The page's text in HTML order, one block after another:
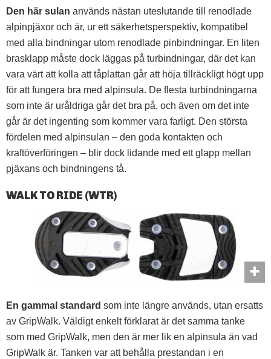
Den här sulan används nästan uteslutande till renodlade
alpinpjäxor och är, ur ett säkerhetsperspektiv, kompatibel
med alla bindningar utom renodlade pinbindningar. En liten
brasklapp måste dock läggas på turbindningar, där det kan
vara värt att kolla att tåplattan går att höja tillräckligt högt upp
för att fungera bra med alpinsula. De flesta turbindningarna
som inte är uråldriga går det bra på, och även om det inte
går är det ingenting som kommer vara farligt. Den största
fördelen med alpinsulan – den goda kontakten och
kraftöverföringen – blir dock lidande med ett glapp mellan
pjäxans och bindningens tå.
WALK TO RIDE (WTR)
En gammal standard som inte längre används, utan ersatts
av GripWalk. Väldigt enkelt förklarat är det samma tanke
som med GripWalk, men den är mer lik en alpinsula än vad
GripWalk är. Tanken var att behålla prestandan i en